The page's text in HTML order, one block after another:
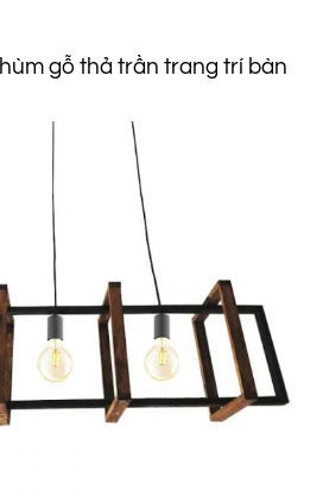
gỗ thả trần trang trí bàn